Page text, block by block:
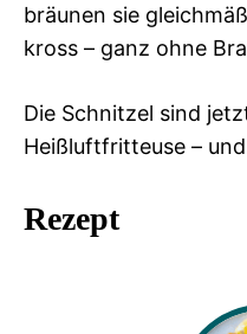
bräunen sie
kross – ganz ohne
Die Schnitzel sind
Heißluftfritteuse –
Rezept